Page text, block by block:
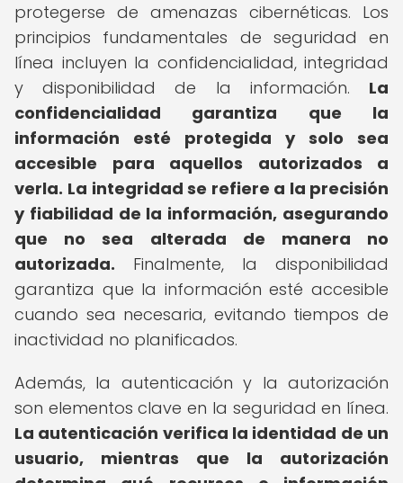
protegerse de amenazas cibernéticas. Los
principios fundamentales de seguridad en
línea incluyen la confidencialidad, integridad
y disponibilidad de la información. La
confidencialidad garantiza que la
información esté protegida y solo sea
accesible para aquellos autorizados a
verla. La integridad se refiere a la precisión
y fiabilidad de la información, asegurando
que no sea alterada de manera no
autorizada. Finalmente, la disponibilidad
garantiza que la información esté accesible
cuando sea necesaria, evitando tiempos de
inactividad no planificados.
Además, la autenticación y la autorización
son elementos clave en la seguridad en línea.
La autenticación verifica la identidad de un
usuario, mientras que la autorización